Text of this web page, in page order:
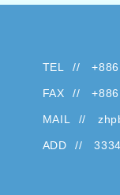
TEL
FAX
MAIL
ADD